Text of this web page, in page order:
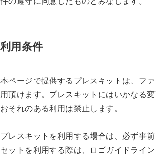
利用条件
本ページで提供するプレスキットは、フ
用頂けます。プレスキットにはいかなる
おそれのある利用は禁止します。
プレスキットを利用する場合は、必ず事
セットを利用する際は、ロゴガイドライン